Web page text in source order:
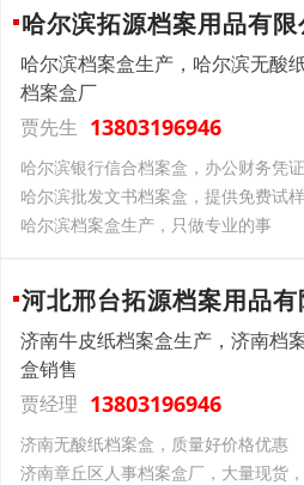
哈尔滨拓源档案用品有限
哈尔滨档案盒生产，哈尔滨无酸
档案盒厂
贾先生 13803196946
哈尔滨银行信合档案盒，办公财务凭
哈尔滨批发文书档案盒，提供免费试样
哈尔滨档案盒生产，只做专业的事
河北邢台拓源档案用品有
济南牛皮纸档案盒生产，济南档
盒销售
贾经理 13803196946
济南无酸纸档案盒，质量好价格优惠
济南章丘区人事档案盒厂，大量现货